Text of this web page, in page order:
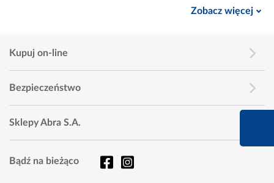
Dla osób szukających jeszcze większej mobilności
nożyce akumulatorowe
. To
poruszać się po ogrodzie, eliminując problem plączącego
się kabla. Nowoczesne akumulatory zapewniają długi
czas pracy i szybkie ładowanie, co doceni każdy ogrodnik.
nożyce spalinowe,
które oferują dużą moc i niezależność od źródła zasilania.
Sprawdzą się zarówno w większych ogrodach, jak i w
Zobacz więcej
Kupuj on-line
Bezpieczeństwo
Sklepy Abra S.A.
Bądź na bieżąco